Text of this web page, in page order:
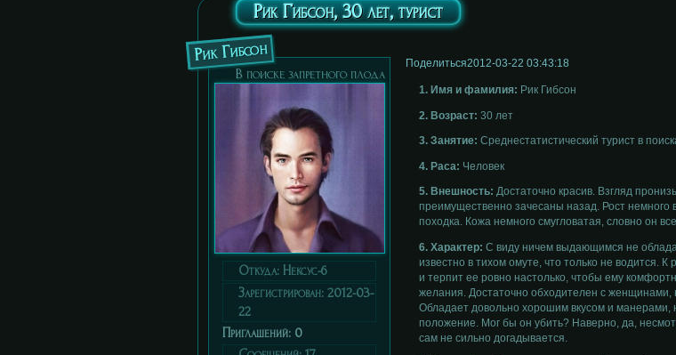
Рик Гибсон, 30 лет, турист
Поделиться2012-03-22 03:43:18
Рик Гибсон
В поиске запретного плода
Откуда: Нексус-6
Зарегистрирован: 2012-03-
22
Приглашений: 0
1. Имя и фамилия: Рик Гибсон
2. Возраст: 30 лет
3. Занятие: Среднестатистический турист в
4. Раса: Человек
5. Внешность: Достаточно красив. Взгляд
преимущественно зачесаны назад. Рост
походка. Кожа немного смугловатая, словно он
6. Характер: С виду ничем выдающимся не
известно в тихом омуте, что только не водится.
и терпит ее ровно настолько, чтобы ему
желания. Достаточно обходителен с женщинами,
Обладает довольно хорошим вкусом и манерами,
положение. Мог бы он убить? Наверно, да,
сам не сильно догадывается.